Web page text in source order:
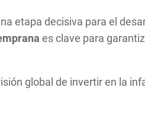
etapa decisiva para el
es clave para
global de invertir en la